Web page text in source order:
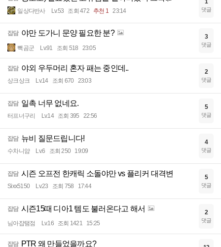
일상다반사 Lv.53 조회 472 추천 1 23:14
1
댓글
잡담 야만 도가니 문양 필요한 분?
빽곰군 Lv.91 조회 518 23:05
3
댓글
잡담 야외 우두머리 혼자 패는 중인데..
상크상크 Lv.14 조회 670 23:03
2
댓글
잡담 일촉 너무 없네요.
터프너구리 Lv.14 조회 395 22:56
5
댓글
잡담 뉴비 질문드립니다!
수차니얌 Lv.6 조회 250 19:09
4
댓글
잡담 시즌 오프전 한캐릭 소돌야만 vs 플리커 대격변
Sixx5150 Lv.23 조회 758 17:44
5
댓글
잡담 시즌15때 디아1 템도 불러온다고 해서
님아잡탬점 Lv.16 조회 1421 15:25
2
댓글
잡담 PTR 왜 만들었을까요?